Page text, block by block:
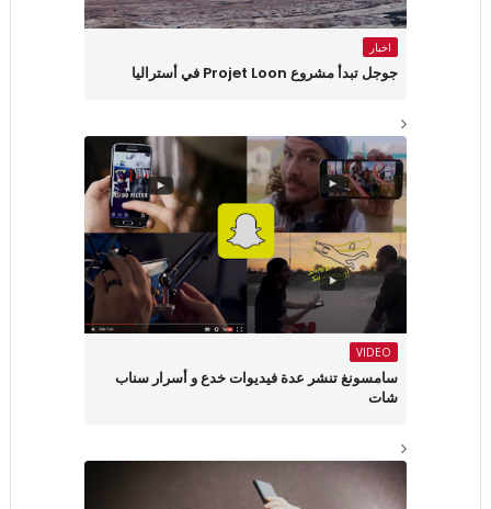
اخبار
جوجل تبدأ مشروع Projet Loon في أستراليا
VIDEO
سامسونغ تنشر عدة فيديوات خدع و أسرار سناب
شات